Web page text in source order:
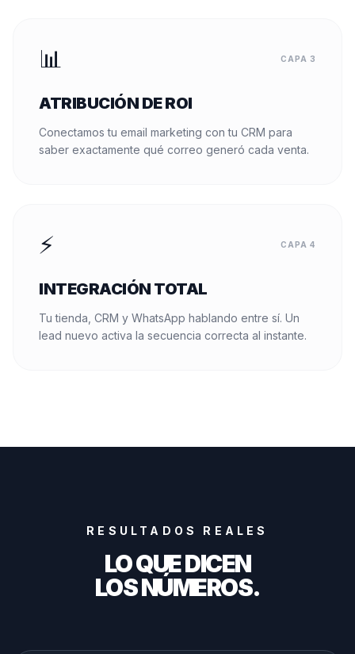
📊 CAPA 3
ATRIBUCIÓN DE ROI
Conectamos tu email marketing con tu CRM para
saber exactamente qué correo generó cada venta.
⚡ CAPA 4
INTEGRACIÓN TOTAL
Tu tienda, CRM y WhatsApp hablando entre sí. Un
lead nuevo activa la secuencia correcta al instante.
RESULTADOS REALES
LO QUE DICEN
LOS NÚMEROS.